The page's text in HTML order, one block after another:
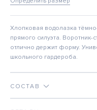
Хлопковая водолазка
прямого силуэта. Воротник-
отлично держит форму.
школьного гардероба.
СОСТАВ